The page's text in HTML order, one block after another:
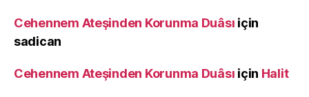
Cehennem Ateşinden Korunma Duâsı için
sadican
Cehennem Ateşinden Korunma Duâsı için Halit